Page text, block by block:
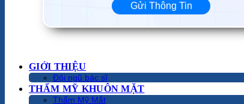
Gửi Thông Tin
GIỚI THIỆU
Đội ngũ bác sĩ
THẨM MỸ KHUÔN MẶT
Thẩm Mỹ Mắt